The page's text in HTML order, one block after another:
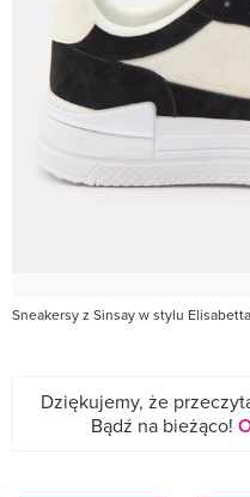
Sneakersy z Sinsay w stylu
Dziękujemy, że
Bądź na bieżąco!